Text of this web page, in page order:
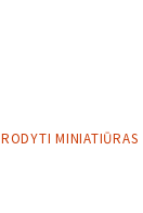
RODYTI MINIATIŪRAS